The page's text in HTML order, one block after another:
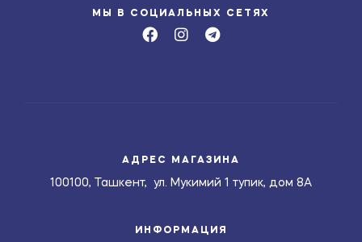
МЫ В СОЦИАЛЬНЫХ СЕТЯХ
АДРЕС МАГАЗИНА
100100, Ташкент, ул. Мукимий 1 тупик, дом 8А
ИНФОРМАЦИЯ